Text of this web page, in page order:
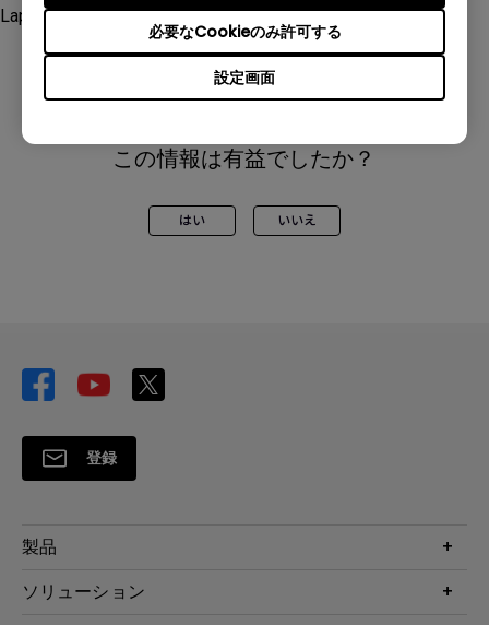
設定画面
必要なCookieのみ許可する
LaptopBar
この情報は有益でしたか？
はい いいえ
登録
製品
プロジェクター
ソリューション